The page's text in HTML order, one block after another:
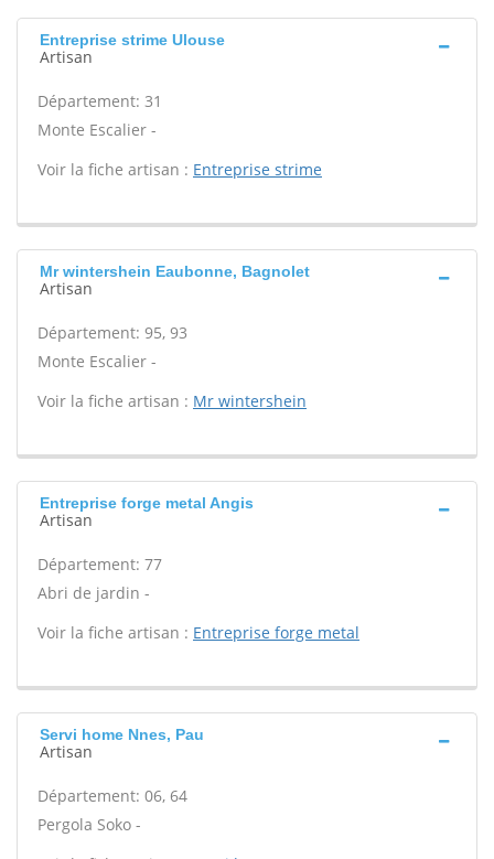
Entreprise strime Ulouse
Artisan
Département: 31
Monte Escalier -
Voir la fiche artisan : Entreprise strime
Mr wintershein Eaubonne, Bagnolet
Artisan
Département: 95, 93
Monte Escalier -
Voir la fiche artisan : Mr wintershein
Entreprise forge metal Angis
Artisan
Département: 77
Abri de jardin -
Voir la fiche artisan : Entreprise forge metal
Servi home Nnes, Pau
Artisan
Département: 06, 64
Pergola Soko -